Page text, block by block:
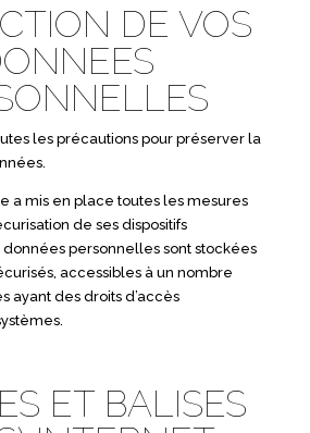
DE VOS
les précautions pour préserver la
a mis en place toutes les mesures
de ses dispositifs
données personnelles sont stockées
accessibles à un nombre
ayant des droits d’accès
ET BALISES